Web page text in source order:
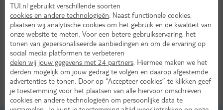
Lekker genieten in de Egyptische zon? Er staan genoeg ligbedjes
klaar en als het te heet wordt, flap je gewoon een parasol open. De
kleintjes spelen vrolijk in de miniclub of ravotten in de speeltuin met
hun nieuwe vriendjes. In de avond schuif je aan bij het buffet of het
à-la-carterestaurant voor lekkere Italiaanse en internationale hapjes
met een Egyptisch tintje. En daarna waag je een dansje in de
gezellige disco onder de sterrenhemel van Hurghada. Bij Royal
Lagoons Resort & Aqua Park creëer je vakantieherinneringen die
een leven lang meegaan.
TUI.nl gebruikt verschillende soorten
cookies en andere technologieën . Naast functionele cookies,
plaatsen wij analytische cookies om het gebruik en de kwaliteit van
onze website te meten. Voor een betere gebruikservaring, het
tonen van gepersonaliseerde aanbiedingen en om de ervaring op
social media platformen te verbeteren
delen wij jouw gegevens met 24 partners . Hiermee maken we het
derden mogelijk om jouw gedrag te volgen en daarop afgestemde
advertenties te tonen. Door op “Accepteer cookies” te klikken geef
je toestemming voor het plaatsen van alle hiervoor omschreven
cookies en andere technologieën om persoonlijke data te